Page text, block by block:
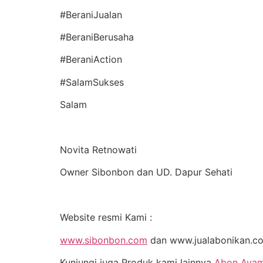
#BeraniJualan
#BeraniBerusaha
#BeraniAction
#SalamSukses
Salam
Novita Retnowati
Owner Sibonbon dan UD. Dapur Sehati
Website resmi Kami :
www.sibonbon.com dan